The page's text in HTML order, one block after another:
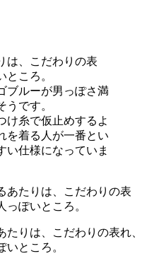
りは、こだわりの表れ、
いところ。